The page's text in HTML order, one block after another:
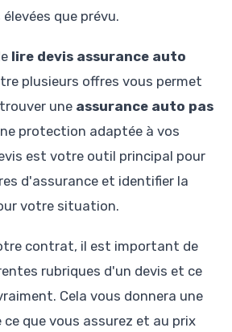
que prévu.
lire devis assurance auto
plusieurs offres vous permet
une assurance auto pas
protection adaptée à vos
est votre outil principal pour
d'assurance et identifier la
votre situation.
contrat, il est important de
rubriques d'un devis et ce
Cela vous donnera une
que vous assurez et au prix